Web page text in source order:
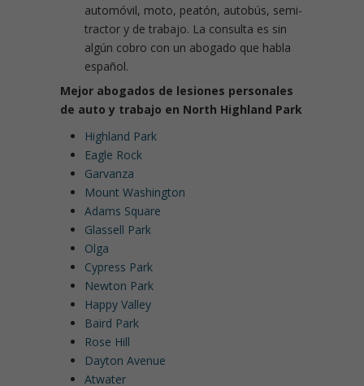
automóvil, moto, peatón, autobús, semi-
tractor y de trabajo. La consulta es sin
algún cobro con un abogado que habla
español.
Mejor abogados de lesiones personales
de auto y trabajo en North Highland Park
Highland Park
Eagle Rock
Garvanza
Mount Washington
Adams Square
Glassell Park
Olga
Cypress Park
Newton Park
Happy Valley
Baird Park
Rose Hill
Dayton Avenue
Atwater